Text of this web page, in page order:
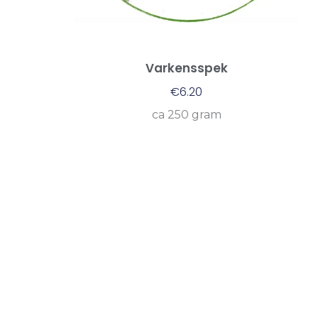
Varkensspek
€6.20
ca 250 gram